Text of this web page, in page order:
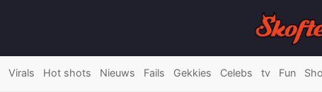
Virals Hot shots Nieuws Fails Gekkies Celebs tv Fun